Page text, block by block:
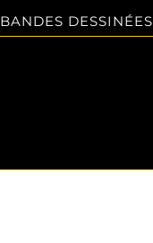
BANDES DESSINÉES